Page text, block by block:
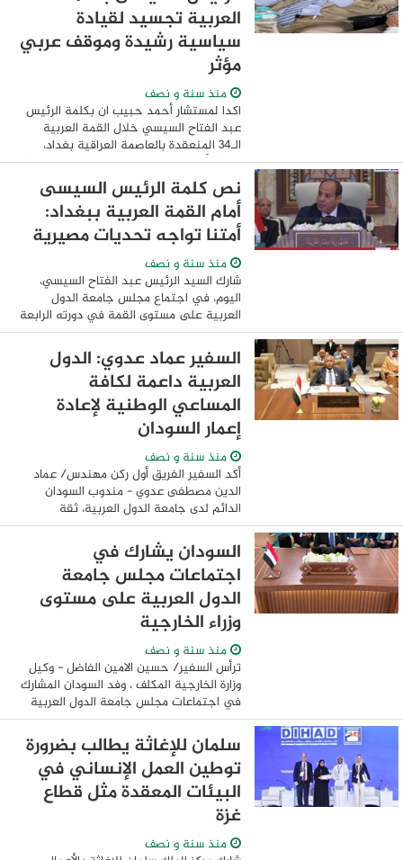
العربية تجسيد لقيادة
سياسية رشيدة وموقف عربي
مؤثر
منذ سنة و نصف
اكدا لمستشار أحمد حبيب ان بكلمة الرئيس
عبد الفتاح السيسي خلال القمة العربية
الـ34 المنعقدة بالعاصمة العراقية بغداد،
مؤكدًا أنها جاءت شاملة وقوية وتحمل موقفًا
مصريًا واضحًا ومبدئيًا تجاه مختلف ...
نص كلمة الرئيس السيسى
أمام القمة العربية ببغداد:
أمتنا تواجه تحديات مصيرية
منذ سنة و نصف
شارك السيد الرئيس عبد الفتاح السيسي،
اليوم، في اجتماع مجلس جامعة الدول
العربية على مستوى القمة في دورته الرابعة
والثلاثين، المنعقدة بالعاصمة العراقية بغداد.
وصرح المتحدث الرسمي باسم رئاسة ...
السفير عماد عدوي: الدول
العربية داعمة لكافة
المساعي الوطنية لإعادة
إعمار السودان
منذ سنة و نصف
أكد السفير الفريق أول ركن مهندس/ عماد
الدين مصطفى عدوي - مندوب السودان
الدائم لدى جامعة الدول العربية، ثقة
السودان في قدرة الرئاسة العراقية على إدارة
دفة العمل العربي المشترك، موضحاً أن
بشريات ...
السودان يشارك في
اجتماعات مجلس جامعة
الدول العربية على مستوى
وزراء الخارجية
منذ سنة و نصف
ترأس السفير/ حسين الامين الفاضل - وكيل
وزارة الخارجية المكلف ، وفد السودان المشارك
في اجتماعات مجلس جامعة الدول العربية
على مستوى وزراء الخارجية التحضيري
للقمتين العربية والاقتصادية المزمع عقدهما
...
سلمان للإغاثة يطالب بضرورة
توطين العمل الإنساني في
البيئات المعقدة مثل قطاع
غزة
منذ سنة و نصف